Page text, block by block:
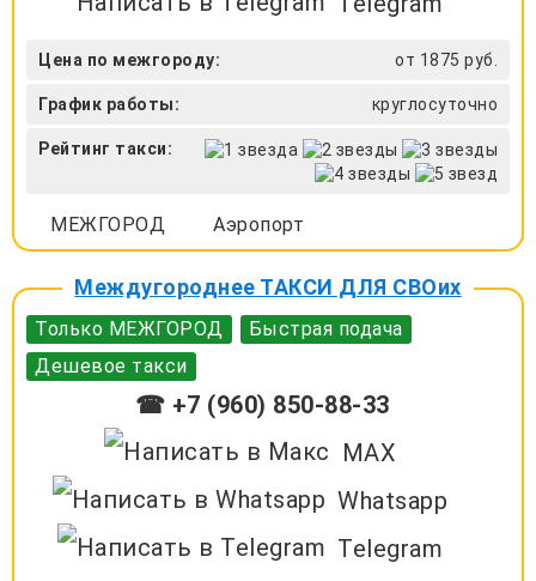
Цена по межгороду: от 1875 руб.
График работы: круглосуточно
Рейтинг такси:
МЕЖГОРОД Аэропорт
Междугороднее ТАКСИ ДЛЯ СВОих
Только МЕЖГОРОД
Быстрая подача
Дешевое такси
☎ +7 (960) 850-88-33
MAX
Whatsapp
Telegram